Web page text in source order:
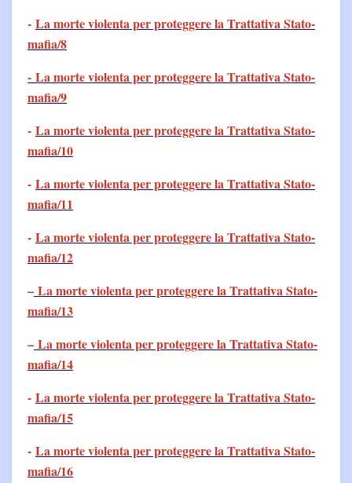
- La morte violenta per proteggere la Trattativa Stato-
mafia/8
- La morte violenta per proteggere la Trattativa Stato-
mafia/9
- La morte violenta per proteggere la Trattativa Stato-
mafia/10
- La morte violenta per proteggere la Trattativa Stato-
mafia/11
- La morte violenta per proteggere la Trattativa Stato-
mafia/12
– La morte violenta per proteggere la Trattativa Stato-
mafia/13
– La morte violenta per proteggere la Trattativa Stato-
mafia/14
- La morte violenta per proteggere la Trattativa Stato-
mafia/15
- La morte violenta per proteggere la Trattativa Stato-
mafia/16